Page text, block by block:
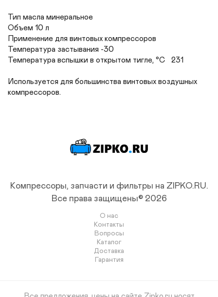
Тип масла минеральное
Объем 10 л
Применение для винтовых компрессоров
Температура застывания -30
Температура вспышки в открытом тигле, °С	231
Используется для большинства винтовых воздушных
компрессоров.
Компрессоры, запчасти и фильтры на ZIPKO.RU.
Все права защищены© 2026
О нас
Контакты
Вопросы
Каталог
Доставка
Гарантия